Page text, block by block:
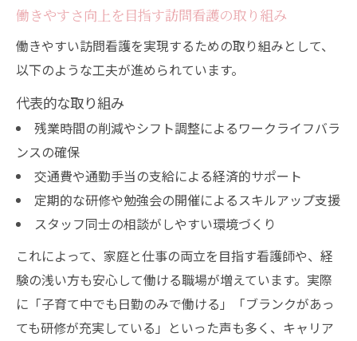
働きやすさ向上を目指す訪問看護の取り組み
働きやすい訪問看護を実現するための取り組みとして、
以下のような工夫が進められています。
代表的な取り組み
残業時間の削減やシフト調整によるワークライフバラ
ンスの確保
交通費や通勤手当の支給による経済的サポート
定期的な研修や勉強会の開催によるスキルアップ支援
スタッフ同士の相談がしやすい環境づくり
これによって、家庭と仕事の両立を目指す看護師や、経
験の浅い方も安心して働ける職場が増えています。実際
に「子育て中でも日勤のみで働ける」「ブランクがあっ
ても研修が充実している」といった声も多く、キャリア